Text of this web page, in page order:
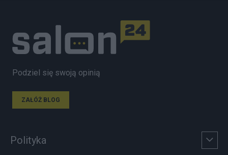
Podziel się swoją opinią
ZAŁÓŻ BLOG
Polityka